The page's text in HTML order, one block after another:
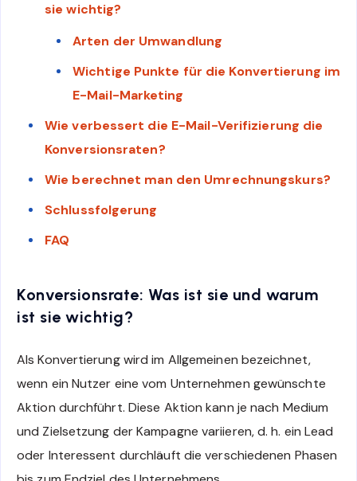
sie wichtig?
Arten der Umwandlung
Wichtige Punkte für die Konvertierung im
E-Mail-Marketing
Wie verbessert die E-Mail-Verifizierung die
Konversionsraten?
Wie berechnet man den Umrechnungskurs?
Schlussfolgerung
FAQ
Konversionsrate: Was ist sie und warum
ist sie wichtig?
Als Konvertierung wird im Allgemeinen bezeichnet,
wenn ein Nutzer eine vom Unternehmen gewünschte
Aktion durchführt. Diese Aktion kann je nach Medium
und Zielsetzung der Kampagne variieren, d. h. ein Lead
oder Interessent durchläuft die verschiedenen Phasen